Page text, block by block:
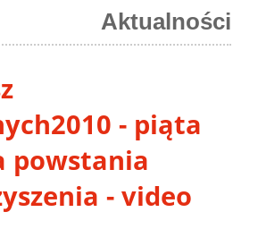
Aktualności
- piąta
powstania
- video